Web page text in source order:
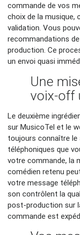
commande de vos
choix de la musique,
validation. Vous
recommandations
production. Ce
un envoi quasi
Une
voix-off
Le deuxième
sur MusicoTel et le
toujours connaître
téléphoniques que
votre commande, la
comédien retenu
votre message
son contrôlent la
post-production sur
commande est